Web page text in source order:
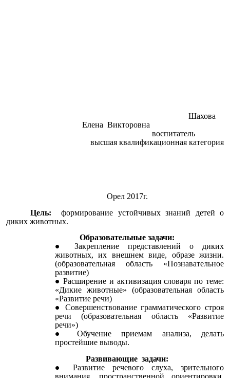
Шахова
Елена Викторовна
воспитатель
высшая квалификационная категория
Орел 2017г.
Цель: формирование устойчивых знаний детей о
диких животных.
Образовательные задачи:
Закрепление представлений о диких
животных, их внешнем виде, образе жизни.
(образовательная область «Познавательное
развитие)
Расширение и активизация словаря по теме:
«Дикие животные» (образовательная область
«Развитие речи)
Совершенствование грамматического строя
речи (образовательная область «Развитие
речи»)
Обучение приемам анализа, делать
простейшие выводы.
Развивающие задачи:
Развитие речевого слуха, зрительного
внимания, пространственной ориентировки,